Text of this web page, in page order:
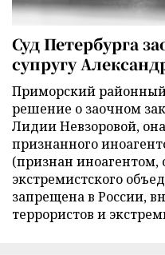
Суд Петербурга
супругу
Приморский
решение о заочном
Лидии Невзоровой,
признанного
(признан
экстремистского
запрещена в России,
террористов и